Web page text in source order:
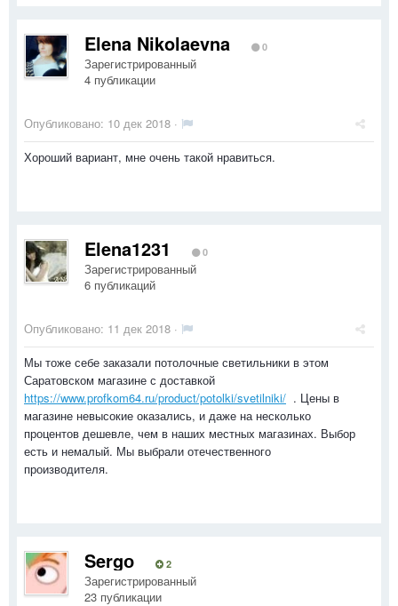
Elena Nikolaevna 0
Зарегистрированный
4 публикации
Опубликовано: 10 дек 2018 ·
Хороший вариант, мне очень такой нравиться.
Elena1231 0
Зарегистрированный
6 публикаций
Опубликовано: 11 дек 2018 ·
Мы тоже себе заказали потолочные светильники в этом
Саратовском магазине с доставкой
https://www.profkom64.ru/product/potolki/svetilniki/ . Цены в
магазине невысокие оказались, и даже на несколько
процентов дешевле, чем в наших местных магазинах. Выбор
есть и немалый. Мы выбрали отечественного
производителя.
Sergо 2
Зарегистрированный
23 публикации